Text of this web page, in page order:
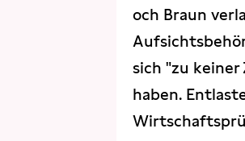
och Braun
sich "zu
haben.